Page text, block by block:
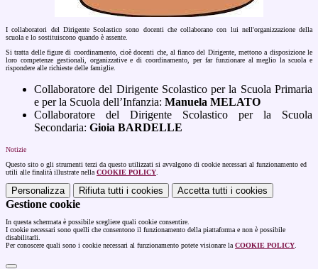
I collaboratori del Dirigente Scolastico sono docenti che collaborano con lui nell'organizzazione della
scuola e lo sostituiscono quando è assente.
Si tratta delle figure di coordinamento, cioè docenti che, al fiancodel Dirigente, mettono a disposizione le
loro competenze gestionali, organizzative e di coordinamento, per far funzionare al meglio la scuola e
rispondere alle richieste delle famiglie.
Collaboratore del Dirigente Scolastico per la Scuola Primaria
e per la Scuola dell’Infanzia: Manuela MELATO
Collaboratore del Dirigente Scolastico per la Scuola
Secondaria: Gioia BARDELLE
Notizie
Questo sito o gli strumenti terzi da questo utilizzati si avvalgono di cookie necessari al funzionamento ed
utili alle finalità illustrate nella COOKIE POLICY
Personalizza Rifiuta tutti i cookies Accetta tutti i cookies
Gestione cookie
In questa schermata è possibile scegliere quali cookie consentire.
I cookie necessari sono quelli che consentono il funzionamento della piattaforma e non è possibile
disabilitarli.
Per conoscere quali sono i cookie necessari al funzionamento potete visionare la COOKIE POLICY